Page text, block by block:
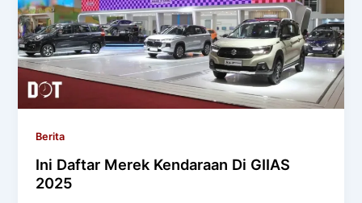
Berita
Ini Daftar Merek Kendaraan Di GIIAS
2025